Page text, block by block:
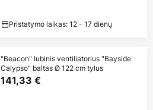
Pristatymo laikas: 12 - 17 dienų
"Beacon" lubinis ventiliatorius "Bayside
Calypso" baltas Ø 122 cm tylus
141,33 €